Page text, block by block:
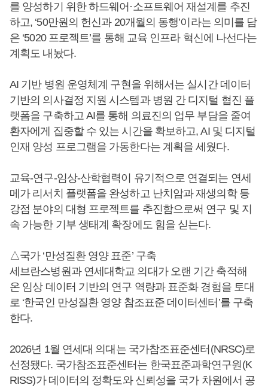
를 양성하기 위한 하드웨어·소프트웨어 재설계를 추진
하고, ‘50만원의 헌신과 20개월의 동행’이라는 의미를 담
은 ‘5020 프로젝트’를 통해 교육 인프라 혁신에 나선다는
계획도 내놨다.
AI 기반 병원 운영체계 구현을 위해서는 실시간 데이터
기반의 의사결정 지원 시스템과 병원 간 디지털 협진 플
랫폼을 구축하고 AI를 통해 의료진의 업무 부담을 줄여
환자에게 집중할 수 있는 시간을 확보하고, AI 및 디지털
인재 양성 프로그램을 가동한다는 계획을 세웠다.
교육-연구-임상-산학협력이 유기적으로 연결되는 연세
메가 리서치 플랫폼을 완성하고 난치암과 재생의학 등
강점 분야의 대형 프로젝트를 추진함으로써 연구 및 지
속 가능한 기부 생태계 확장에도 힘을 싣는다.
△국가 ‘만성질환 영양 표준’ 구축
세브란스병원과 연세대학교 의대가 오랜 기간 축적해
온 임상 데이터 기반의 연구 역량과 표준화 경험을 토대
로 ‘한국인 만성질환 영양 참조표준 데이터센터’를 구축
한다.
2026년 1월 연세대 의대는 국가참조표준센터(NRSC)로
선정됐다. 국가참조표준센터는 한국표준과학연구원(K
RISS)가 데이터의 정확도와 신뢰성을 국가 차원에서 공